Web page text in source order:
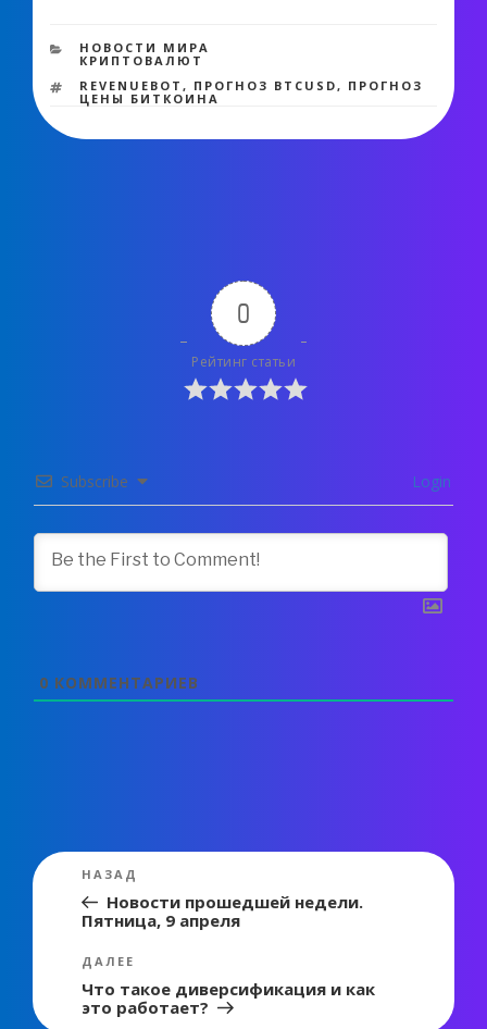
РУБРИКИ
НОВОСТИ МИРА
КРИПТОВАЛЮТ
МЕТКИ
REVENUEBOT, ПРОГНОЗ BTCUSD, ПРОГНОЗ
ЦЕНЫ БИТКОИНА
0
Рейтинг статьи
Subscribe Login
0 КОММЕНТАРИЕВ
Навигация
записям
Предыдущая
запись:
НАЗАД
Новости прошедшей недели.
Пятница, 9 апреля
Следующая
запись
ДАЛЕЕ
Что такое диверсификация и как
это работает?